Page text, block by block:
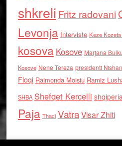
shkreli Fritz radovani
Levonja Interviste Keze
kosova Kosove Marjana
Kosove Nene Tereza presidenti
Floqi Raimonda Moisiu Ramiz
SHBA Shefqet Kercelli shqiperia
Paja Thaci VatraVisar Zhiti